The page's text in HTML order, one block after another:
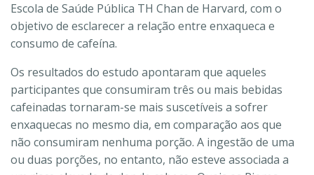
Escola de Saúde Pública TH Chan de Harvard, com o
objetivo de esclarecer a relação entre enxaqueca e
consumo de cafeína.
Os resultados do estudo apontaram que aqueles
participantes que consumiram três ou mais bebidas
cafeinadas tornaram-se mais suscetíveis a sofrer
enxaquecas no mesmo dia, em comparação aos que
não consumiram nenhuma porção. A ingestão de uma
ou duas porções, no entanto, não esteve associada a